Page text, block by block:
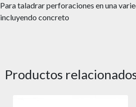
Para taladrar perforaciones en una
incluyendo concreto
Productos